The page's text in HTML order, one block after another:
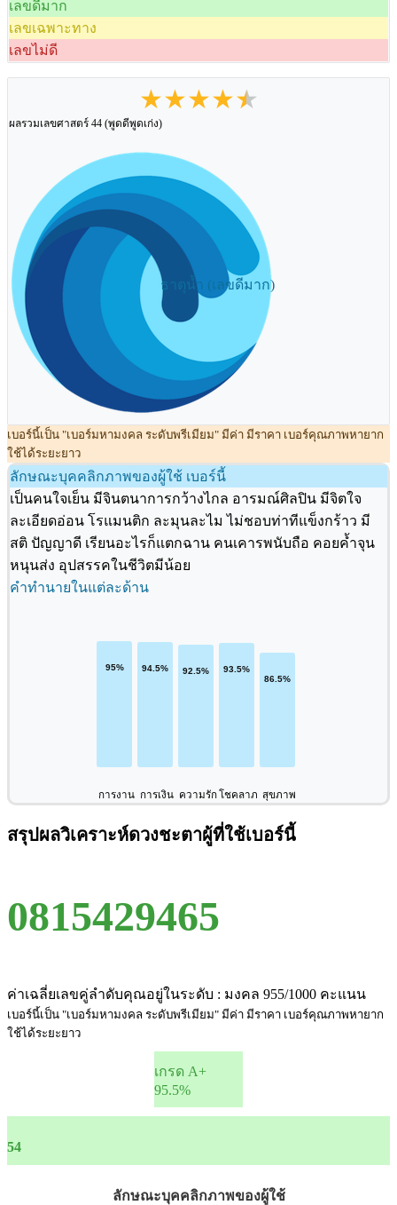
เลขดีมาก
เลขเฉพาะทาง
เลขไม่ดี
★★★★★
ผลรวมเลขศาสตร์ 44 (พูดดีพูดเก่ง)
ธาตุน้ำ (เลขดีมาก)
เบอร์นี้เป็น "เบอร์มหามงคล ระดับพรีเมียม" มีค่า มีราคา เบอร์คุณภาพหายาก
ใช้ได้ระยะยาว
ลักษณะบุคคลิกภาพของผู้ใช้ เบอร์นี้
เป็นคนใจเย็น มีจินตนาการกว้างไกล อารมณ์ศิลปิน มีจิตใจ
ละเอียดอ่อน โรแมนติก ละมุนละไม ไม่ชอบท่าทีแข็งกร้าว มี
สติ ปัญญาดี เรียนอะไรก็แตกฉาน คนเคารพนับถือ คอยค้ำจุน
หนุนส่ง อุปสรรคในชีวิตมีน้อย
คำทำนายในแต่ละด้าน
การงาน การเงิน ความรักโชคลาภ สุขภาพ
สรุปผลวิเคราะห์ดวงชะตาผู้ที่ใช้เบอร์นี้
0815429465
ค่าเฉลี่ยเลขคู่ลำดับคุณอยู่ในระดับ : มงคล 955/1000 คะแนน
เบอร์นี้เป็น "เบอร์มหามงคล ระดับพรีเมียม" มีค่า มีราคา เบอร์คุณภาพหายาก
ใช้ได้ระยะยาว
เกรด A+
95.5%
54
ลักษณะบุคคลิกภาพของผู้ใช้